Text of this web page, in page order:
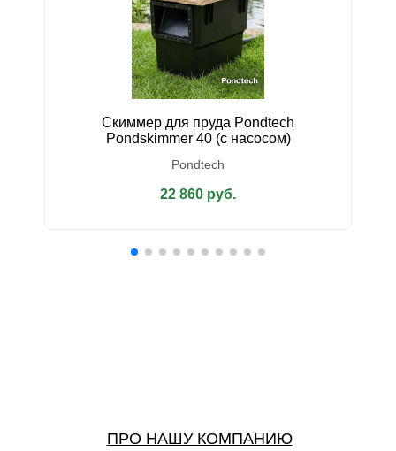
Скиммер для пруда Pondtech
Pondskimmer 40 (с насосом)
Pondtech
22 860 руб.
ПРО НАШУ КОМПАНИЮ